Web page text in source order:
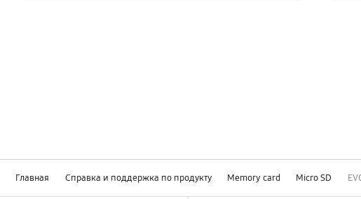
Главная Справка и поддержка по продукту Memory card Micro SD